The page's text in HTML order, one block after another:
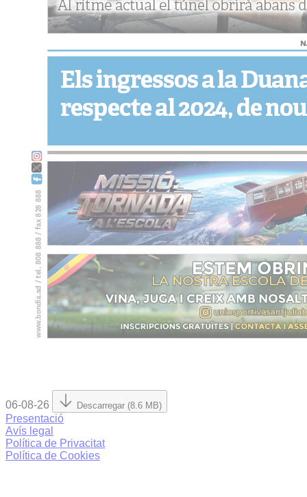
06-08-26 Descarregar (8.6 MB)
Presentació
Avís legal
Política de Privacitat
Política de Cookies